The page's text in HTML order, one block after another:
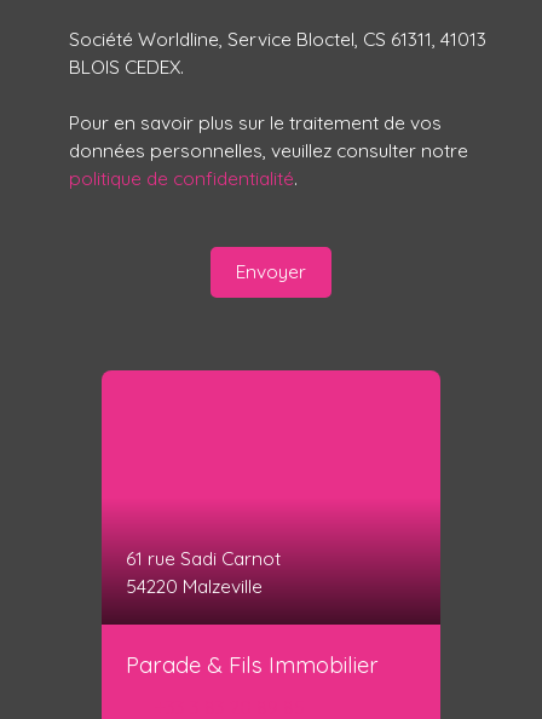
Société Worldline, Service Bloctel, CS 61311, 41013
BLOIS CEDEX.
Pour en savoir plus sur le traitement de vos
données personnelles, veuillez consulter notre
politique de confidentialité.
Envoyer
61 rue Sadi Carnot
54220 Malzeville
Parade & Fils Immobilier